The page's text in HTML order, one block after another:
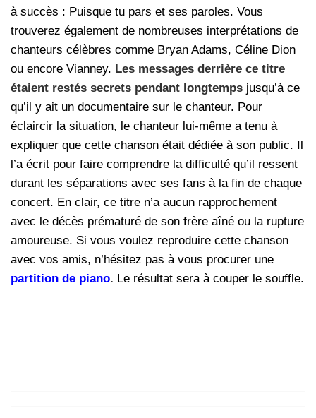
à succès : Puisque tu pars et ses paroles. Vous
trouverez également de nombreuses interprétations de
chanteurs célèbres comme Bryan Adams, Céline Dion
ou encore Vianney. Les messages derrière ce titre
étaient restés secrets pendant longtemps jusqu’à ce
qu’il y ait un documentaire sur le chanteur. Pour
éclaircir la situation, le chanteur lui-même a tenu à
expliquer que cette chanson était dédiée à son public. Il
l’a écrit pour faire comprendre la difficulté qu’il ressent
durant les séparations avec ses fans à la fin de chaque
concert. En clair, ce titre n’a aucun rapprochement
avec le décès prématuré de son frère aîné ou la rupture
amoureuse. Si vous voulez reproduire cette chanson
avec vos amis, n’hésitez pas à vous procurer une
partition de piano. Le résultat sera à couper le souffle.